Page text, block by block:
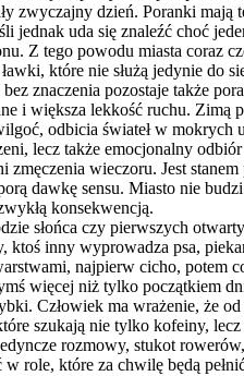
zwyczajny dzień. Poranki mają
jednak uda się znaleźć choć
Z tego powodu miasta coraz
które nie służą jedynie do
znaczenia pozostaje także
i większa lekkość ruchu. Zimą
odbicia świateł w mokrych
lecz także emocjonalny
wieczoru. Jest
dawkę sensu. Miasto nie
konsekwencją.
słońca czy pierwszych
inny wyprowadza psa,
najpierw cicho, potem
więcej niż tylko początkiem
Człowiek ma wrażenie, że
szukają nie tylko kofeiny,
rozmowy, stukot
role, które za chwilę będą